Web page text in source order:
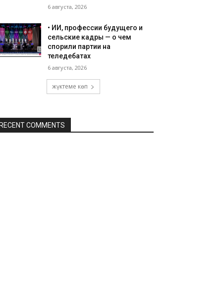
6 августа, 2026
•⁠ ⁠ИИ, профессии будущего и
сельские кадры — о чем
спорили партии на
теледебатах
6 августа, 2026
жүктеме көп
COMMENTS